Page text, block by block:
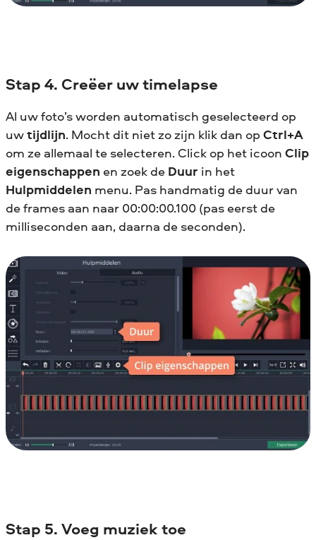
Stap 4. Creëer uw timelapse
Al uw foto’s worden automatisch geselecteerd op
uwtijdlijn. Mocht dit niet zo zijn klik dan op Ctrl+A
om ze allemaal te selecteren. Click op het icoon Clip
eigenschappen en zoek de Duur in het
Hulpmiddelen menu. Pas handmatig de duur van
de frames aan naar 00:00:00.100 (pas eerst de
milliseconden aan, daarna de seconden).
Stap 5. Voeg muziek toe